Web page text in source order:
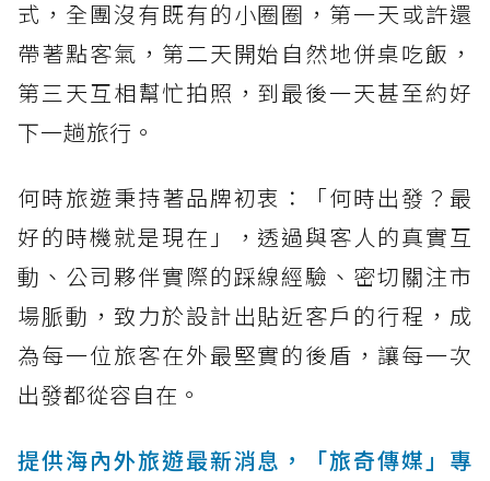
式，全團沒有既有的小圈圈，第一天或許還
帶著點客氣，第二天開始自然地併桌吃飯，
第三天互相幫忙拍照，到最後一天甚至約好
下一趟旅行。
何時旅遊秉持著品牌初衷：「何時出發？最
好的時機就是現在」，透過與客人的真實互
動、公司夥伴實際的踩線經驗、密切關注市
場脈動，致力於設計出貼近客戶的行程，成
為每一位旅客在外最堅實的後盾，讓每一次
出發都從容自在。
提供海內外旅遊最新消息，「旅奇傳媒」專